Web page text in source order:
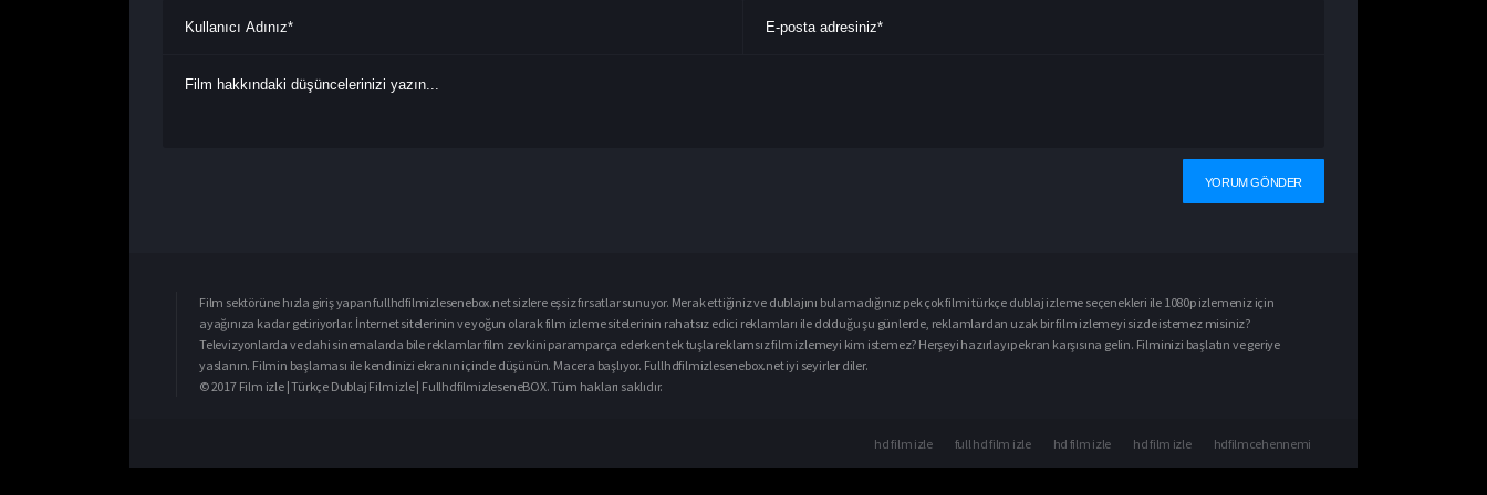
Film sektörüne hızla giriş yapan fullhdfilmizlesenebox.net sizlere eşsiz fırsatlar sunuyor. Merak ettiğiniz ve dublajını bulamadığınız pek çok filmitürkçe dublaj izleme seçenekleri ile 1080p izlemeniz için
ayağınıza kadar getiriyorlar. İnternet sitelerinin ve yoğun olarakfilm izleme sitelerinin rahatsız edici reklamları ile dolduğu şu günlerde, reklamlardan uzak bir film izlemeyi sizde istemez misiniz?
Televizyonlarda ve dahi sinemalarda bile reklamlar film zevkini paramparça ederken tek tuşla reklamsız film izlemeyi kim istemez? Herşeyi hazırlayıp ekran karşısına gelin. Filminizi başlatın ve geriye
yaslanın. Filmin başlaması ile kendinizi ekranın içinde düşünün. Macera başlıyor. Fullhdfilmizlesenebox.net iyi seyirler diler.
© 2017 Film izle | Türkçe Dublaj Film izle | FullhdfilmizleseneBOX. Tüm hakları saklıdır.
hd film izle full hd film izle hd film izle hd film izle hdfilmcehennemi